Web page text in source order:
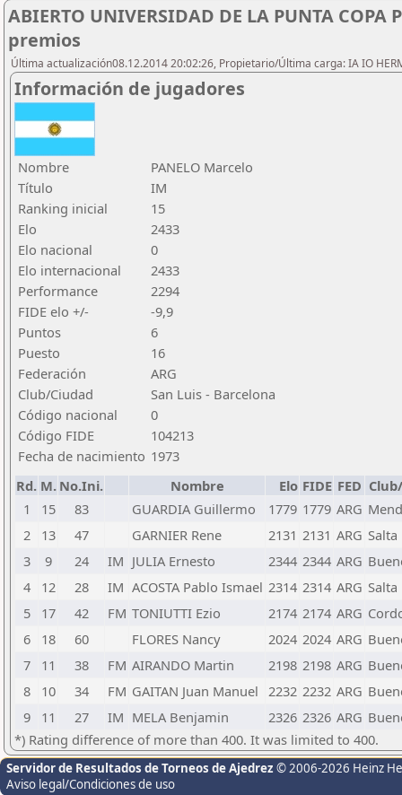
ABIERTO UNIVERSIDAD DE LA PUNTA COPA
premios
Última actualización08.12.2014 20:02:26, Propietario/Última carga: IA IO
Información de jugadores
Nombre
PANELO Marcelo
Título
IM
Ranking inicial
15
Elo
2433
Elo nacional
0
Elo internacional
2433
Performance
2294
FIDE elo +/-
-9,9
Puntos
6
Puesto
16
Federación
ARG
Club/Ciudad
San Luis - Barcelona
Código nacional
0
Código FIDE
104213
Fecha de nacimiento 1973
Rd. M. No.Ini. Nombre Elo FIDE FED
1
15 83 GUARDIA Guillermo 1779 1779 ARG
2
13 47 GARNIER Rene 2131 2131 ARG Salta
3
9 24 IM JULIA Ernesto 2344 2344 ARG
4
12 28 IM ACOSTA Pablo Ismael 2314 2314 ARG Salta
5
17 42 FM TONIUTTI Ezio 2174 2174 ARG
6
18 60 FLORES Nancy 2024 2024 ARG
7
11 38 FM AIRANDO Martin 2198 2198 ARG
8
10 34 FM GAITAN Juan Manuel 2232 2232 ARG
9
11 27 IM MELA Benjamin 2326 2326 ARG
*) Rating difference of more than 400. It was limited to 400.
Servidor de Resultados de Torneos de Ajedrez © 2006-2026 Heinz
Aviso legal/Condiciones de uso